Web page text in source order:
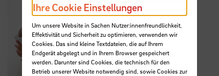
Ihre Cookie Einstellungen
Um unsere Website in Sachen Nutzer:innenfreundlichkeit,
Effektivität und Sicherheit zu optimieren, verwenden wir
Cookies. Das sind kleine Textdateien, die auf Ihrem
Endgerät abgelegt und in Ihrem Browser gespeichert
werden. Darunter sind Cookies, die technisch für den
Betrieb unserer Website notwendig sind, sowie Cookies zur